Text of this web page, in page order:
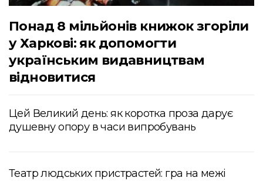
Понад 8 мільйонів книжок згоріли
у Харкові: як допомогти
українським видавництвам
відновитися
Цей Великий день: як коротка проза дарує
душевну опору в часи випробувань
Театр людських пристрастей: гра на межі